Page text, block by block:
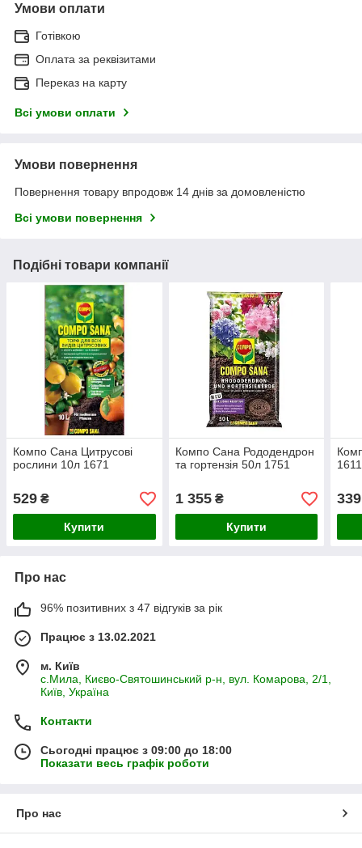
Умови оплати
Готівкою
Оплата за реквізитами
Переказ на карту
Всі умови оплати
Умови повернення
Повернення товару впродовж 14 днів за домовленістю
Всі умови повернення
Подібні товари компанії
Компо Сана Цитрусові
рослини 10л 1671
529 ₴
Купити
Компо Сана Рододендрон
та гортензія 50л 1751
1 355₴
Купити
1611
339
Про нас
96% позитивних з 47 відгуків за рік
Працює з 13.02.2021
м. Київ
с.Мила, Києво-Святошинський р-н, вул. Комарова, 2/1,
Київ, Україна
Контакти
Сьогодні працює з 09:00 до 18:00
Показати весь графік роботи
Про нас